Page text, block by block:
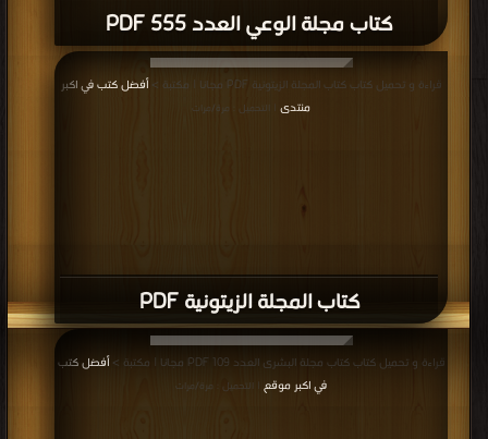
كتاب مجلة الوعي العدد 555 PDF
كتاب المجلة الزيتونية PDF
قراءة و تحميل كتاب كتاب المجلة الزيتونية PDF مجانا | مكتبة >
أفضل كتب في اكبر
منتدى
| التحميل : مرة/مرات
قراءة و تحميل كتاب كتاب مجلة البشرى العدد 109 PDF مجانا | مكتبة >
أفضل كتب
في اكبر موقع
| التحميل : مرة/مرات